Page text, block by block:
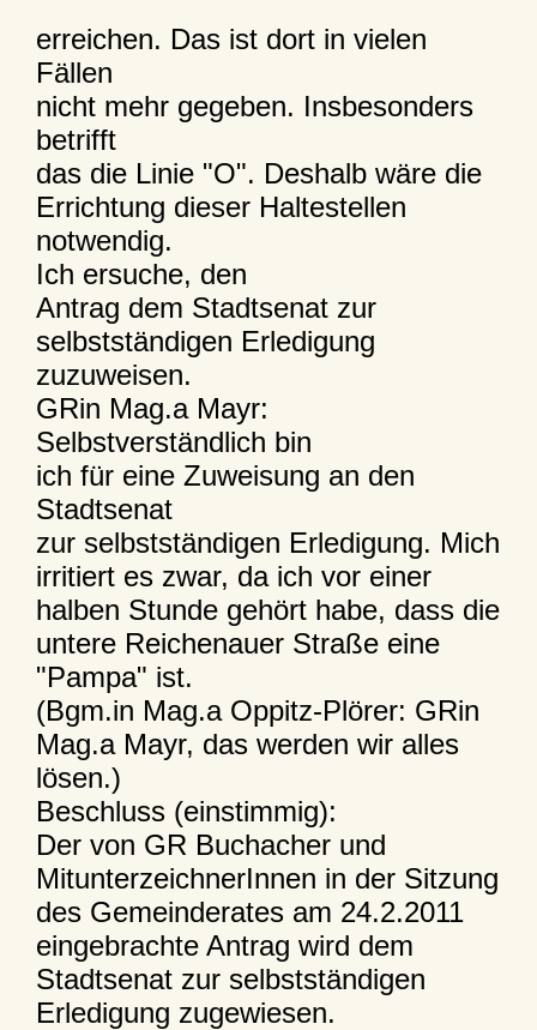
erreichen. Das ist dort in vielen
Fällen
nicht mehr gegeben. Insbesonders
betrifft
das die Linie "O". Deshalb wäre die
Errichtung dieser Haltestellen
notwendig.
Ich ersuche, den
Antrag dem Stadtsenat zur
selbstständigen Erledigung
zuzuweisen.
GRin Mag.a Mayr:
Selbstverständlich bin
ich für eine Zuweisung an den
Stadtsenat
zur selbstständigen Erledigung. Mich
irritiert es zwar, da ich vor einer
halben Stunde gehört habe, dass die
untere Reichenauer Straße eine
"Pampa" ist.
(Bgm.in Mag.a Oppitz-Plörer: GRin
Mag.a Mayr, das werden wir alles
lösen.)
Beschluss (einstimmig):
Der von GR Buchacher und
MitunterzeichnerInnen in der Sitzung
des Gemeinderates am 24.2.2011
eingebrachte Antrag wird dem
Stadtsenat zur selbstständigen
Erledigung zugewiesen.